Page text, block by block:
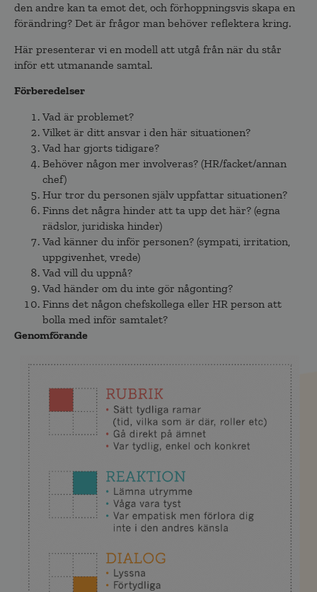
den andre kan ta emot det, och förhoppningsvis skapa en
förändring? Det är frågor man behöver reflektera kring.
Här presenterar vi en modell att utgå från när du står
inför ett utmanande samtal.
Förberedelser
Vad är problemet?
Vilket är ditt ansvar i den här situationen?
Vad har gjorts tidigare?
Behöver någon mer involveras? (HR/facket/annan
chef)
Hur tror du personen själv uppfattar situationen?
Finns det några hinder att ta upp det här? (egna
rädslor, juridiska hinder)
Vad känner du inför personen? (sympati, irritation,
uppgivenhet, vrede)
Vad vill du uppnå?
Vad händer om du inte gör någonting?
Finns det någon chefskollega eller HR person att
bolla med inför samtalet?
Genomförande